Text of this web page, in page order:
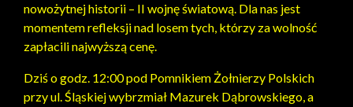
nowożytnej historii – II wojnę światową. Dla nas jest
momentem refleksji nad losem tych, którzy za wolność
zapłacili najwyższą cenę.
Dziś o godz. 12:00 pod Pomnikiem Żołnierzy Polskich
przy ul. Śląskiej wybrzmiał Mazurek Dąbrowskiego, a